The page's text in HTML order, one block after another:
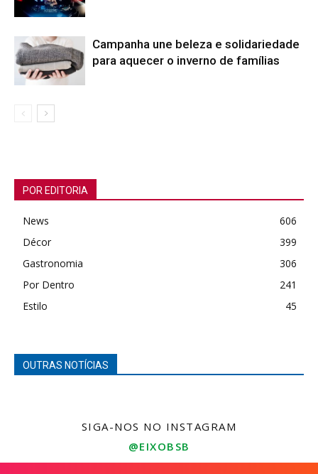
Campanha une beleza e solidariedade
para aquecer o inverno de famílias
POR EDITORIA
News
606
Décor
399
Gastronomia
306
Por Dentro
241
Estilo
45
OUTRAS NOTÍCIAS
SIGA-NOS NO INSTAGRAM
@EIXOBSB